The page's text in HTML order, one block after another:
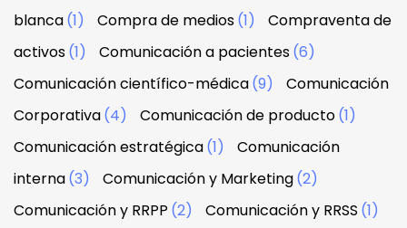
blanca(1) Compra de medios(1)
Compraventa de
activos(1) Comunicación a pacientes(6)
Comunicación científico-médica(9)
Comunicación
Corporativa(4) Comunicación de producto(1)
Comunicación estratégica(1)
Comunicación
interna(3) Comunicación y Marketing(2)
Comunicación y RRPP (2) Comunicación y RRSS (1)